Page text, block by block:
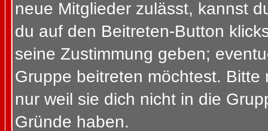
neue Mitglieder zulässt, kannst
du auf den Beitreten-Button
seine Zustimmung geben;
Gruppe beitreten möchtest.
nur weil sie dich nicht in die
Gründe haben.